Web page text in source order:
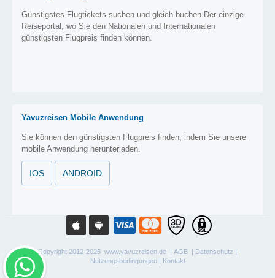
Günstigstes Flugtickets suchen und gleich buchen.Der einzige
Reiseportal, wo Sie den Nationalen und Internationalen
günstigsten Flugpreis finden können.
Yavuzreisen Mobile Anwendung
Sie können den günstigsten Flugpreis finden, indem Sie unsere
mobile Anwendung herunterladen.
IOS ANDROID
Copyright 2012-2026 www.yavuzreisen.de | AGB | Datenschutz |
Nutzungsbedingungen| Kontakt